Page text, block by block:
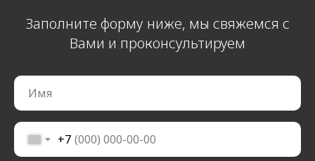
Заполните форму ниже, мы свяжемся с
Вами и проконсультируем
+7